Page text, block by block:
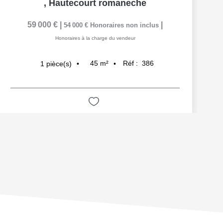
, Hautecourt romaneche
59 000 € 54 000 € Honoraires non inclus
Honoraires à la charge du vendeur
1 pièce(s) 45 m² Réf : 386